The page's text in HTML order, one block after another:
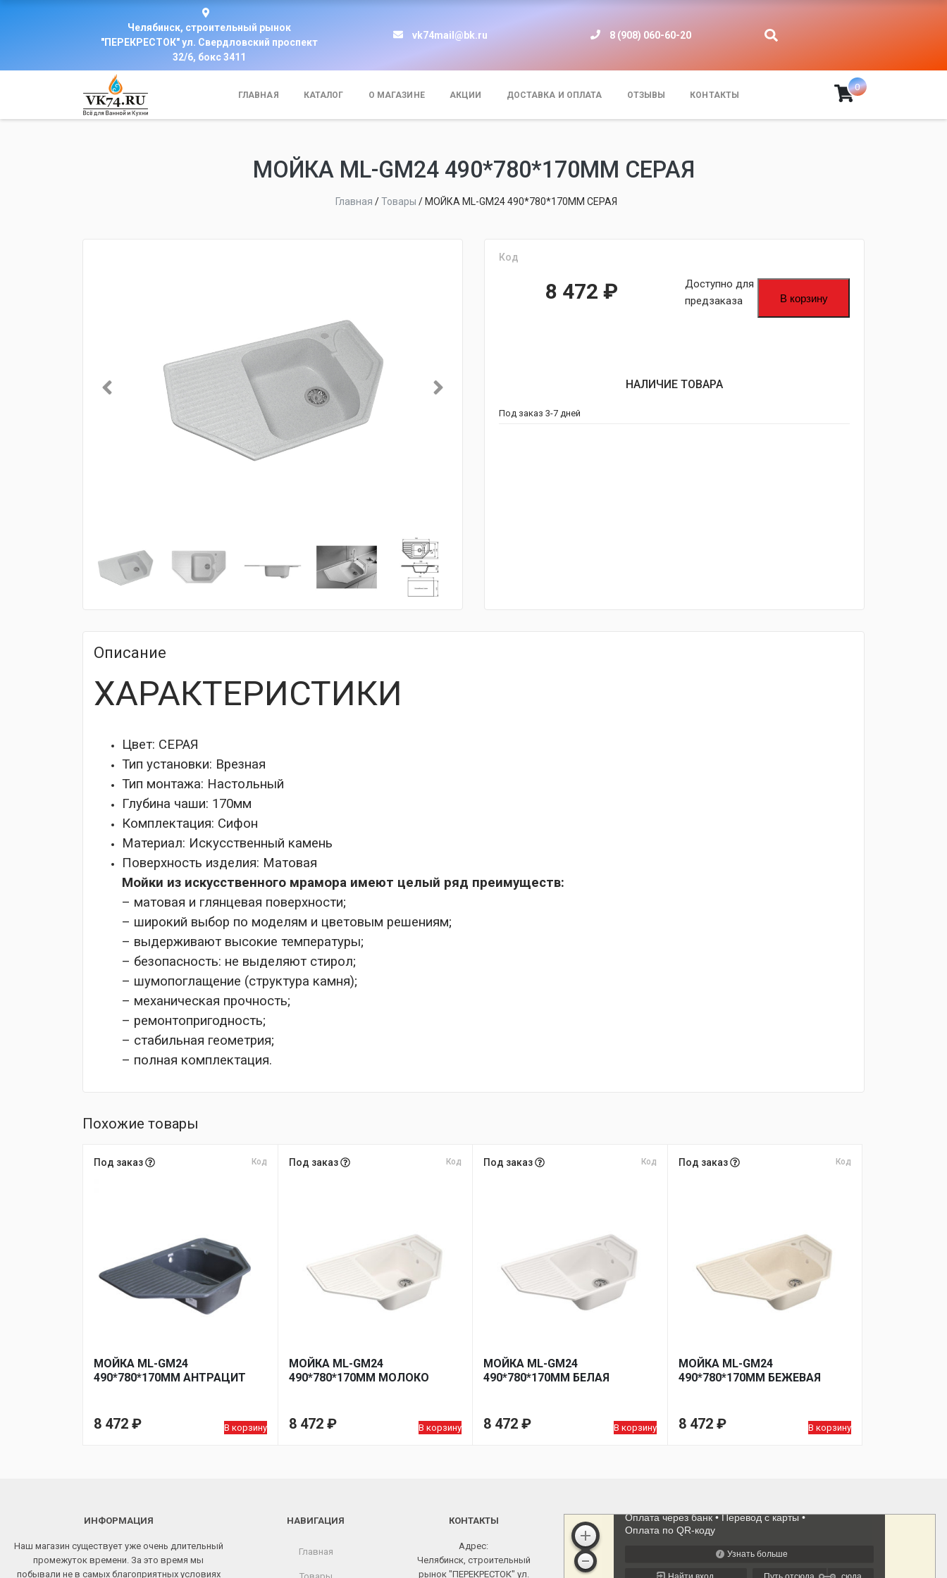
Челябинск, строительный рынок
"ПЕРЕКРЕСТОК" ул. Свердловский проспект
32/6, бокс 3411
vk74mail@bk.ru 8 (908) 060-60-20
ГЛАВНАЯ КАТАЛОГ О МАГАЗИНЕ АКЦИИ ДОСТАВКА И ОПЛАТА ОТЗЫВЫ КОНТАКТЫ
0
МОЙКА ML-GM24 490*780*170ММ СЕРАЯ
Главная /Товары / МОЙКА ML-GM24 490*780*170ММ СЕРАЯ
Код
8 472 ₽
Доступно для
предзаказа
В корзину
НАЛИЧИЕ ТОВАРА
Под заказ 3-7 дней
Описание
ХАРАКТЕРИСТИКИ
Цвет: СЕРАЯ
Тип установки: Врезная
Тип монтажа: Настольный
Глубина чаши: 170мм
Комплектация: Сифон
Материал: Искусственный камень
Поверхность изделия: Матовая
Мойки из искусственного мрамора имеют целый ряд преимуществ:
– матовая и глянцевая поверхности;
– широкий выбор по моделям и цветовым решениям;
– выдерживают высокие температуры;
– безопасность: не выделяют стирол;
– шумопоглащение (структура камня);
– механическая прочность;
– ремонтопригодность;
– стабильная геометрия;
– полная комплектация.
Похожие товары
Под заказ Код
МОЙКА ML-GM24
490*780*170ММ АНТРАЦИТ
8 472 ₽ В корзину
Под заказ Код
МОЙКА ML-GM24
490*780*170ММ МОЛОКО
8 472 ₽ В корзину
Под заказ Код
МОЙКА ML-GM24
490*780*170ММ БЕЛАЯ
8 472 ₽ В корзину
Под заказ Код
МОЙКА ML-GM24
490*780*170ММ БЕЖЕВАЯ
8 472 ₽ В корзину
ИНФОРМАЦИЯ
Наш магазин существует уже очень длительный
промежуток времени. За это время мы
побывали не в самых благоприятных условиях
НАВИГАЦИЯ
Главная
КОНТАКТЫ
Адрес:
Челябинск, строительный
рынок "ПЕРЕКРЕСТОК" ул.